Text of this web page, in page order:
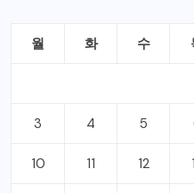
월 화 수
3 4 5
10 11 12